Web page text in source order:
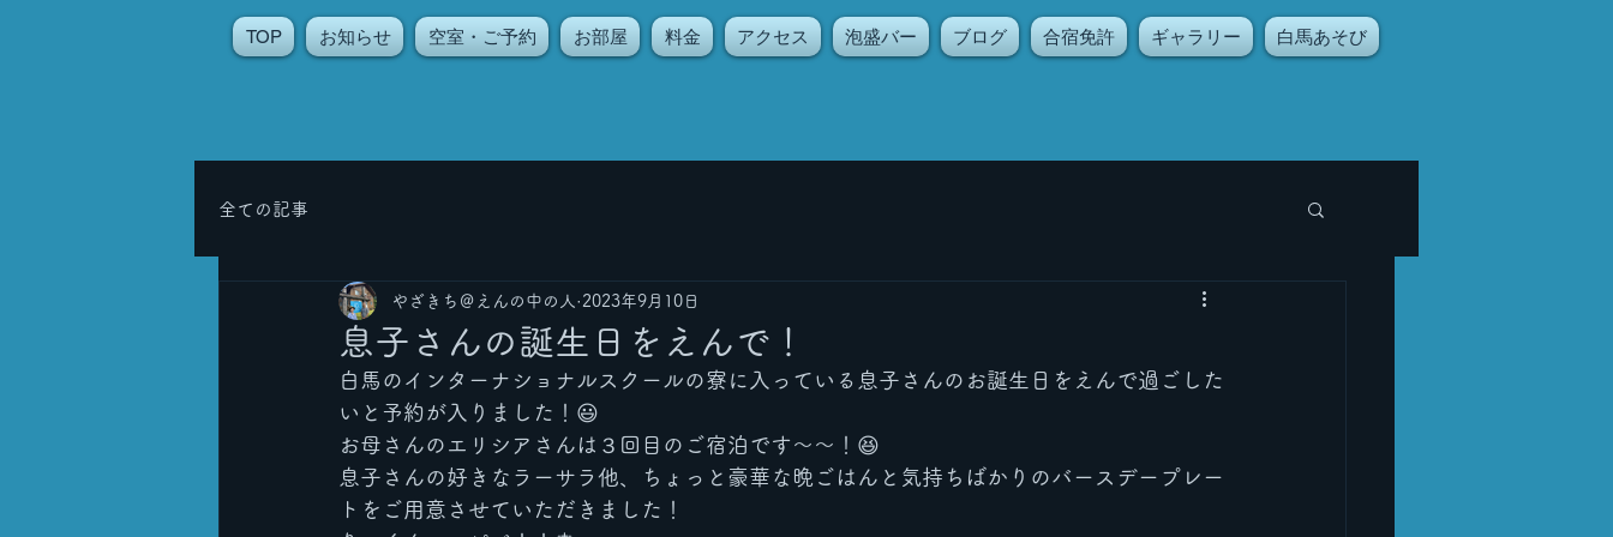
TOP お知らせ 空室・ご予約 お部屋 料金 アクセス 泡盛バー ブログ 合宿免許 ギャラリー 白馬あそび
全ての記事
息子さんの誕生日をえんで！
やざきち＠えんの中の人 2023年9月10日
白馬のインターナショナルスクールの寮に入っている息子さんのお誕生日をえんで過ごした
いと予約が入りました！😃
お母さんのエリシアさんは３回目のご宿泊です〜〜！😆
息子さんの好きなラーサラ他、ちょっと豪華な晩ごはんと気持ちばかりのバースデープレー
トをご用意させていただきました！